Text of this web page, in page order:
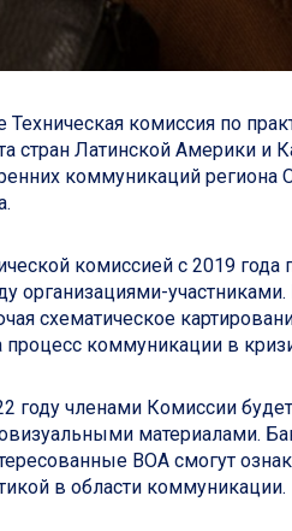
Техническая комиссия по
стран Латинской Америки и
коммуникаций региона
комиссией с 2019
организациями-
схематическое
процесс коммуникации в
году членами Комиссии
материалами.
ВОА смогут
в области коммуникации.